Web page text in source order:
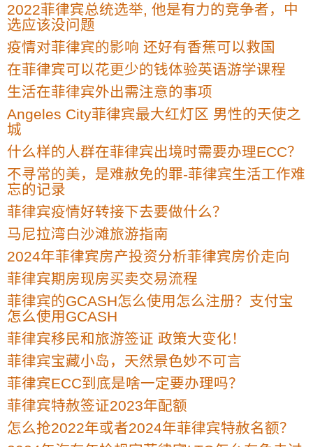
2022菲律宾总统选举, 他是有力的竞争者，中
选应该没问题
疫情对菲律宾的影响 还好有香蕉可以救国
在菲律宾可以花更少的钱体验英语游学课程
生活在菲律宾外出需注意的事项
Angeles City菲律宾最大红灯区 男性的天使之
城
什么样的人群在菲律宾出境时需要办理ECC？
不寻常的美，是难赦免的罪-菲律宾生活工作难
忘的记录
菲律宾疫情好转接下去要做什么？
马尼拉湾白沙滩旅游指南
2024年菲律宾房产投资分析菲律宾房价走向
菲律宾期房现房买卖交易流程
菲律宾的GCASH怎么使用怎么注册？支付宝
怎么使用GCASH
菲律宾移民和旅游签证 政策大变化！
菲律宾宝藏小岛，天然景色妙不可言
菲律宾ECC到底是啥一定要办理吗？
菲律宾特赦签证2023年配额
怎么抢2022年或者2024年菲律宾特赦名额？